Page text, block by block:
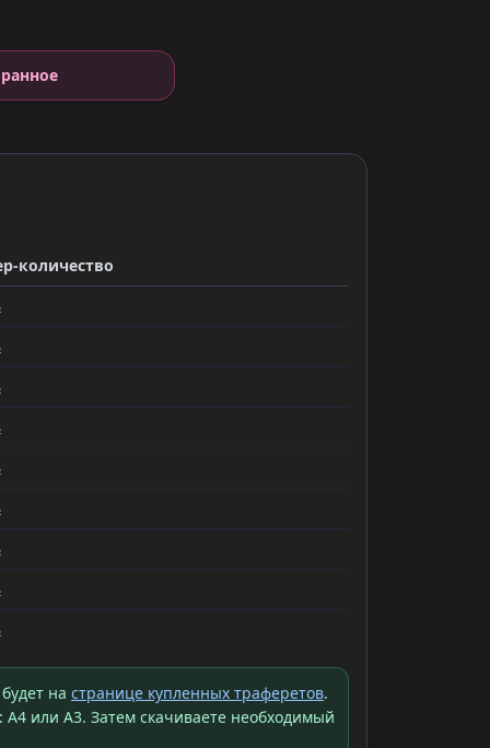
количество
на странице купленных траферетов.
или A3. Затем скачиваете необходимый